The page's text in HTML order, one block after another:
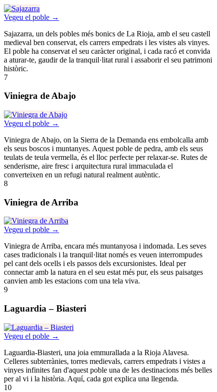
Vegeu el poble →
Sajazarra, un dels pobles més bonics de La Rioja, amb el seu castell
medieval ben conservat, els carrers empedrats i les vistes als vinyes.
El poble ha conservat el seu caràcter original, i cada racó et convida
a aturar-te, gaudir de la tranquil·litat rural i assaborir el seu patrimoni
històric.
7
Viniegra de Abajo
Vegeu el poble →
Viniegra de Abajo, on la Sierra de la Demanda ens embolcalla amb
els seus boscos i muntanyes. Aquest poble de pedra, amb els seus
teulats de teula vermella, és el lloc perfecte per relaxar-se. Rutes de
senderisme, aire fresc i arquitectura rural immaculada el
converteixen en un refugi natural realment autèntic.
8
Viniegra de Arriba
Vegeu el poble →
Viniegra de Arriba, encara més muntanyosa i indomada. Les seves
cases tradicionals i la tranquil·litat només es veuen interrompudes
pel cant dels ocells i els passos dels excursionistes. Ideal per
connectar amb la natura en el seu estat més pur, els seus paisatges
canvien amb les estacions com una tela viva.
9
Laguardia – Biasteri
Vegeu el poble →
Laguardia-Biasteri, una joia emmurallada a la Rioja Alavesa.
Celleres subterrànies, torres medievals, carrers empedrats i vistes a
vinyes infinites fan d'aquest poble una de les destinacions més belles
per al vi i la història. Aquí, cada got explica una llegenda.
10